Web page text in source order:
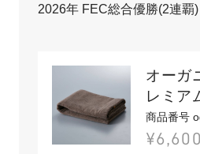
2026年 FEC総合優勝(2連覇)
オーガ
レミア
商品番号
¥6,600